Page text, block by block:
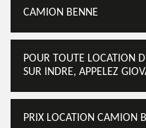
CAMION BENNE
POUR TOUTE LOCATION
SUR INDRE, APPELEZ
PRIX LOCATION CAMION